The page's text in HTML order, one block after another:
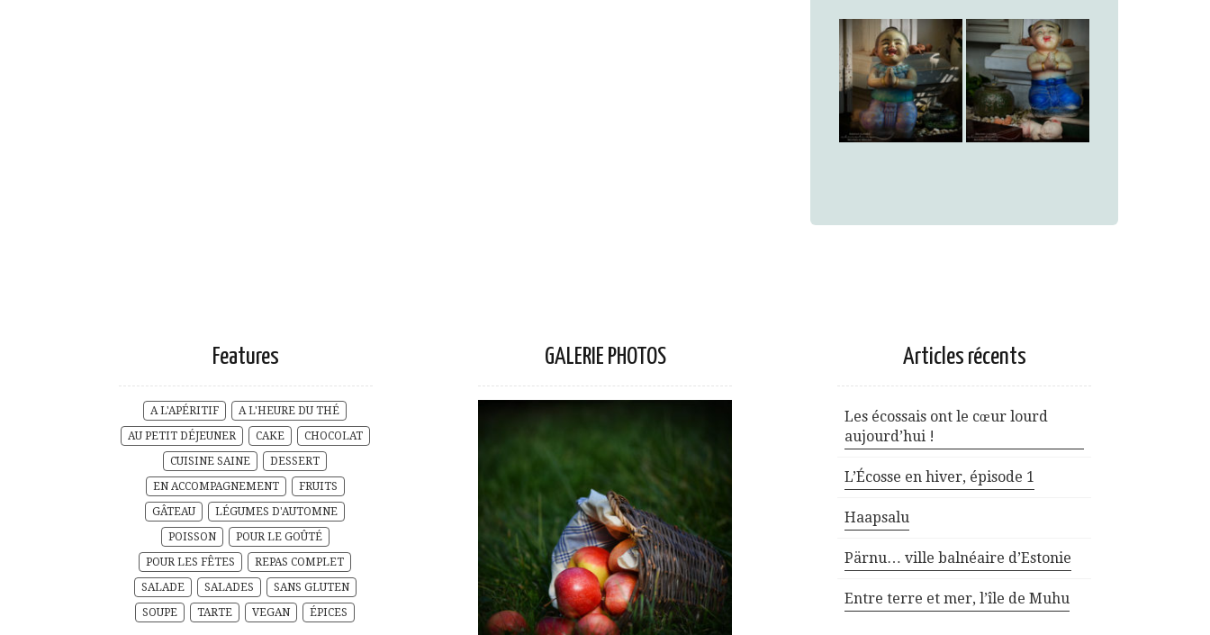
Features
A L'APÉRITIF
A L'HEURE DU THÉ
AU PETIT DÉJEUNER
CAKE
CHOCOLAT
CUISINE SAINE
DESSERT
EN ACCOMPAGNEMENT
FRUITS
GÂTEAU
LÉGUMES D'AUTOMNE
POISSON
POUR LE GOÛTÉ
POUR LES FÊTES
REPAS COMPLET
SALADE
SALADES
SANS GLUTEN
SOUPE
TARTE VEGAN ÉPICES
GALERIE PHOTOS Articles récents
Les écossais ont le cœur lourd
aujourd’hui !
L’Écosse en hiver, épisode 1
Haapsalu
Pärnu… ville balnéaire d’Estonie
Entre terre et mer, l’île de Muhu